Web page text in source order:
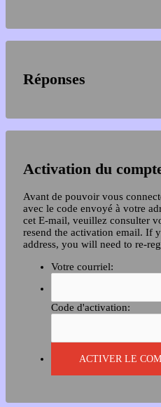
Réponses
Activation du
Avant de pouvoir vous
avec le code envoyé à votre
cet E-mail, veuillez consulter
resend the activation email. If
address, you will need to re-
Votre courriel:
Code d'activation: